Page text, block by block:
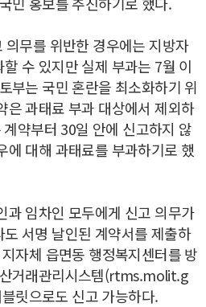
무를 위반한 경우에는 지방자
수 있지만 실제 부과는 7월 이
부는 국민 혼란을 최소화하기 위
은 과태료 부과 대상에서 제외하
약부터 30일 안에 신고하지 않
에 대해 과태료를 부과하기로 했
과 임차인 모두에게 신고 의무가
서명 날인된 계약서를 제출하
자체 읍면동 행정복지센터를 방
거래관리시스템(rtms.molit.g
릿으로도 신고 가능하다.